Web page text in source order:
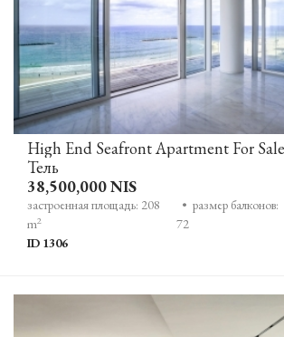
Тель
38,500,000 NIS
застроенная площадь: 208
m2
• размер балконов:
72
ID 1306